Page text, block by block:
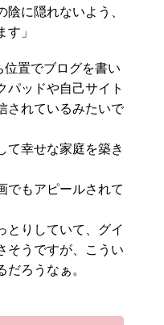
に隠れないよう、
」
置でブログを書い
パッドや自己サイト
されているみたいで
て幸せな家庭を築き
でもアピールされて
とりしていて、グイ
そうですが、こうい
ろうなぁ。